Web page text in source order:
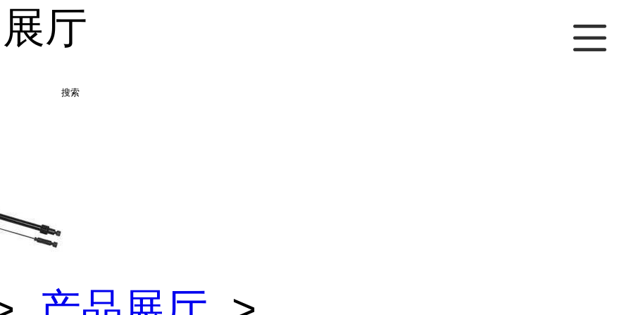
厅
搜索